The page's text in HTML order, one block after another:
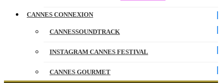
CANNES CONNEXION
CANNESSOUNDTRACK
INSTAGRAM CANNES FESTIVAL
CANNES GOURMET